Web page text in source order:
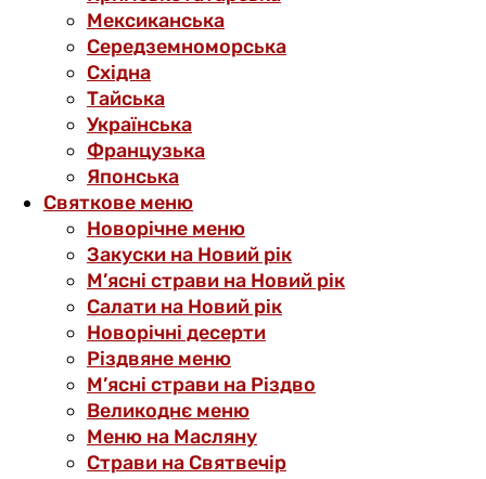
Мексиканська
Середземноморська
Східна
Тайська
Українська
Французька
Японська
Святкове меню
Новорічне меню
Закуски на Новий рік
М’ясні страви на Новий рік
Салати на Новий рік
Новорічні десерти
Різдвяне меню
М’ясні страви на Різдво
Великоднє меню
Меню на Масляну
Страви на Святвечір